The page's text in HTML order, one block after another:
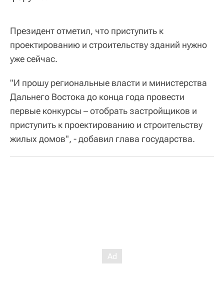
Президент отметил, что приступить к
проектированию и строительству зданий нужно
уже сейчас.
"И прошу региональные власти и министерства
Дальнего Востока до конца года провести
первые конкурсы – отобрать застройщиков и
приступить к проектированию и строительству
жилых домов", - добавил глава государства.